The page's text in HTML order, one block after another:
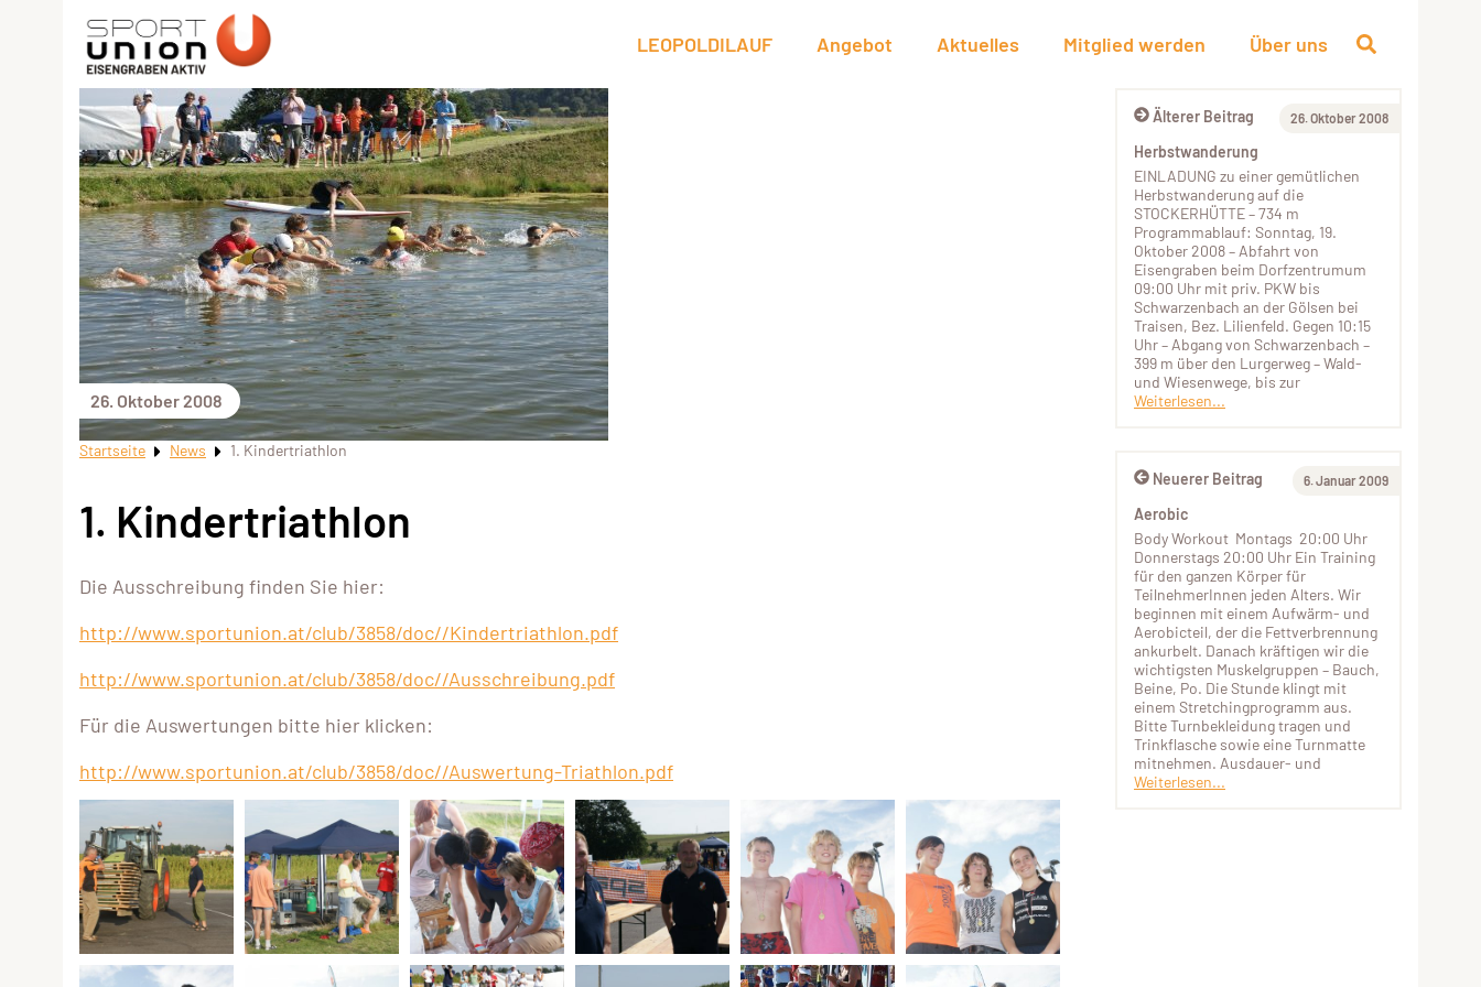
LEOPOLDILAUF Angebot Aktuelles Mitglied werden Über uns
26. Oktober 2008
Startseite News 1. Kindertriathlon
1. Kindertriathlon
Die Ausschreibung finden Sie hier:
http://www.sportunion.at/club/3858/doc//Kindertriathlon.pdf
http://www.sportunion.at/club/3858/doc//Ausschreibung.pdf
Für die Auswertungen bitte hier klicken:
http://www.sportunion.at/club/3858/doc//Auswertung-Triathlon.pdf
Älterer Beitrag 26. Oktober 2008
Herbstwanderung
EINLADUNG zu einer gemütlichen
Herbstwanderung auf die
STOCKERHÜTTE – 734 m
Programmablauf: Sonntag, 19.
Oktober 2008 – Abfahrt von
Eisengraben beim Dorfzentrumum
09:00 Uhr mit priv. PKW bis
Schwarzenbach an der Gölsen bei
Traisen, Bez. Lilienfeld. Gegen 10:15
Uhr – Abgang von Schwarzenbach –
399 m über den Lurgerweg – Wald-
und Wiesenwege, bis zur
Weiterlesen...
Neuerer Beitrag 6. Januar 2009
Aerobic
Body Workout Montags 20:00 Uhr
Donnerstags 20:00 Uhr Ein Training
für den ganzen Körper für
TeilnehmerInnen jeden Alters. Wir
beginnen mit einem Aufwärm- und
Aerobicteil, der die Fettverbrennung
ankurbelt. Danach kräftigen wir die
wichtigsten Muskelgruppen – Bauch,
Beine, Po. Die Stunde klingt mit
einem Stretchingprogramm aus.
Bitte Turnbekleidung tragen und
Trinkflasche sowie eine Turnmatte
mitnehmen. Ausdauer- und
Weiterlesen...